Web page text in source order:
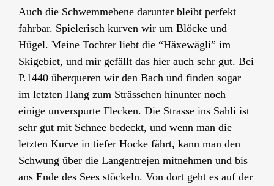
Auch die Schwemmebene darunter bleibt perfekt
fahrbar. Spielerisch kurven wir um Blöcke und
Hügel. Meine Tochter liebt die “Häxewägli” im
Skigebiet, und mir gefällt das hier auch sehr gut. Bei
P.1440 überqueren wir den Bach und finden sogar
im letzten Hang zum Strässchen hinunter noch
einige unverspurte Flecken. Die Strasse ins Sahli ist
sehr gut mit Schnee bedeckt, und wenn man die
letzten Kurve in tiefer Hocke fährt, kann man den
Schwung über die Langentrejen mitnehmen und bis
ans Ende des Sees stöckeln. Von dort geht es auf der